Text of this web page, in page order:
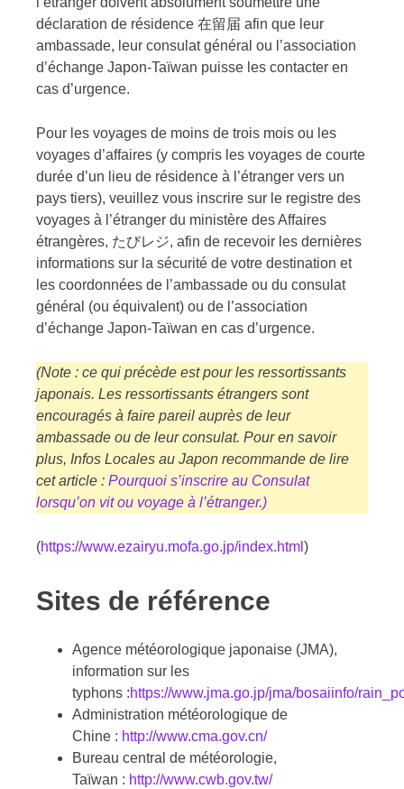
déclaration de résidence 在留届 afin que leur
ambassade, leur consulat général ou l’association
d’échange Japon-Taïwan puisse les contacter en
cas d’urgence.
Pour les voyages de moins de trois mois ou les
voyages d’affaires (y compris les voyages de courte
durée d’un lieu de résidence à l’étranger vers un
pays tiers), veuillez vous inscrire sur le registre des
voyages à l’étranger du ministère des Affaires
étrangères, たびレジ, afin de recevoir les dernières
informations sur la sécurité de votre destination et
les coordonnées de l’ambassade ou du consulat
général (ou équivalent) ou de l’association
d’échange Japon-Taïwan en cas d’urgence.
(Note : ce qui précède est pour les ressortissants
japonais. Les ressortissants étrangers sont
encouragés à faire pareil auprès de leur
ambassade ou de leur consulat. Pour en savoir
plus, Infos Locales au Japon recommande de lire
cet article : Pourquoi s’inscrire au Consulat
lorsqu’on vit ou voyage à l’étranger.)
(https://www.ezairyu.mofa.go.jp/index.html )
Sites de référence
Agence météorologique japonaise (JMA),
information sur les
typhons :https://www.jma.go.jp/jma/bosaiinfo/
Administration météorologique de
Chine : http://www.cma.gov.cn/
Bureau central de météorologie,
Taïwan : http://www.cwb.gov.tw/